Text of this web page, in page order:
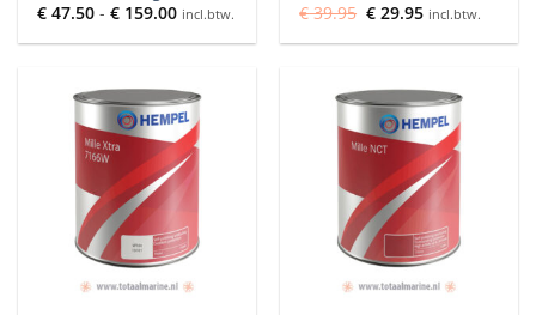
€ 47.50 - € 159.00Prijsklasse:
€ 47.50
tot
incl.btw.
€39.95 Oorspronkelijke
prijs
was:
€ 29.95Huidige
prijs
is:
incl.btw.